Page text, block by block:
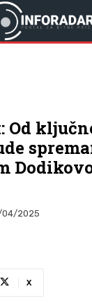
Od
04/2025
X